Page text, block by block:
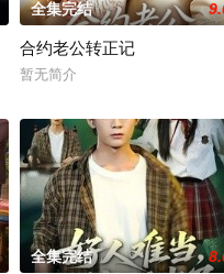
全集完结
合约老公转正记
暂无简介
全集完结